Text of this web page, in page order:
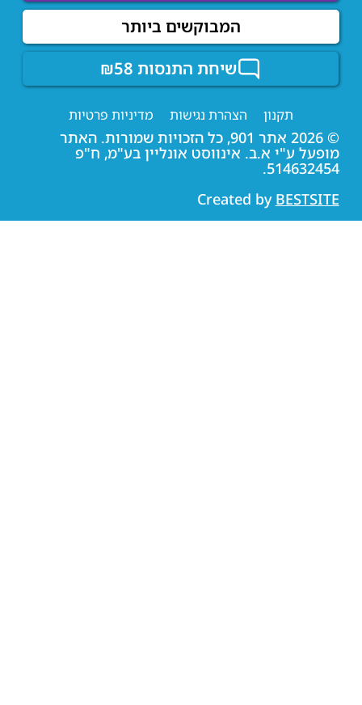
שיחת התנסות ₪58
המבוקשים ביותר
תקנון הצהרת נגישות מדיניות פרטיות
© 2026 אתר 901, כל הזכויות שמורות. האתר
מופעל ע"י א.ב. אינווסט אונליין בע"מ, ח"פ
514632454.
Created by BESTSITE